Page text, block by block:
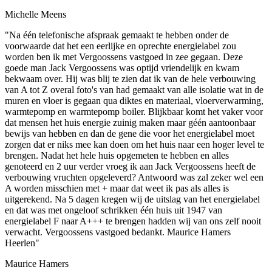
Michelle Meens
"Na één telefonische afspraak gemaakt te hebben onder de
voorwaarde dat het een eerlijke en oprechte energielabel zou
worden ben ik met Vergoossens vastgoed in zee gegaan. Deze
goede man Jack Vergoossens was optijd vriendelijk en kwam
bekwaam over. Hij was blij te zien dat ik van de hele verbouwing
van A tot Z overal foto's van had gemaakt van alle isolatie wat in de
muren en vloer is gegaan qua diktes en materiaal, vloerverwarming,
warmtepomp en warmtepomp boiler. Blijkbaar komt het vaker voor
dat mensen het huis energie zuinig maken maar géén aantoonbaar
bewijs van hebben en dan de gene die voor het energielabel moet
zorgen dat er niks mee kan doen om het huis naar een hoger level te
brengen. Nadat het hele huis opgemeten te hebben en alles
genoteerd en 2 uur verder vroeg ik aan Jack Vergoossens heeft de
verbouwing vruchten opgeleverd? Antwoord was zal zeker wel een
A worden misschien met + maar dat weet ik pas als alles is
uitgerekend. Na 5 dagen kregen wij de uitslag van het energielabel
en dat was met ongeloof schrikken één huis uit 1947 van
energielabel F naar A+++ te brengen hadden wij van ons zelf nooit
verwacht. Vergoossens vastgoed bedankt. Maurice Hamers
Heerlen"
Maurice Hamers